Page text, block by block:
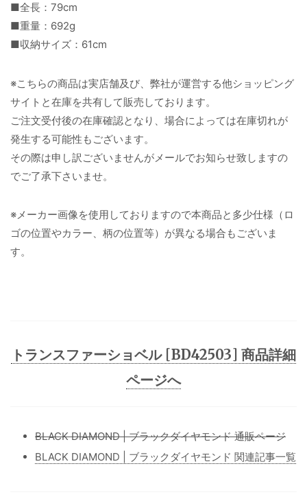
■全長：79cm
■重量：692g
■収納サイズ：61cm
※こちらの商品は実店舗及び、弊社が運営する他ショッピング
サイトと在庫を共有して販売しております。
ご注文受付後の在庫確認となり、場合によっては在庫切れが
発生する可能性もございます。
その際は申し訳ございませんがメールでお知らせ致しますの
でご了承下さいませ。
※メーカー画像を使用しておりますので本商品と多少仕様（ロ
ゴの位置やカラー、柄の位置等）が異なる場合もございま
す。
トランスファーショベル [BD42503] 商品詳細
ページへ
BLACK DIAMOND | ブラックダイヤモンド 通販ページ
BLACK DIAMOND | ブラックダイヤモンド 関連記事一覧